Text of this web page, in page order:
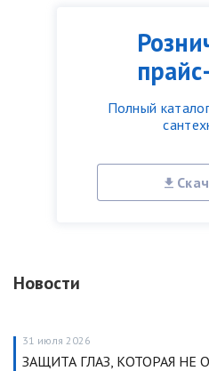
Полный
Новости
31 июля 2026
ЗАЩИТА ГЛАЗ, КОТОРАЯ НЕ